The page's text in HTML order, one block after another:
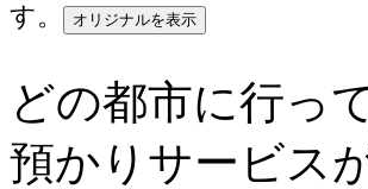
す。
オリジナルを表示
どの都市に行っ
預かりサービス